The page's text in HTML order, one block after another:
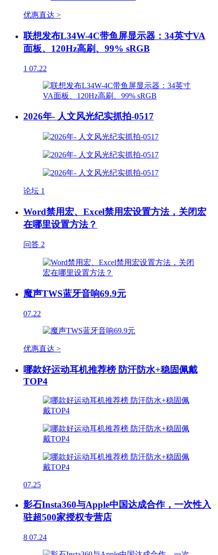
优惠直达 >
联想发布L34W-4C带鱼屏显示器：34英寸VA
面板、120Hz高刷、99% sRGB
1 07.22
2026年- 人文风光纪实抓拍-0517
论坛 1
Word禁用宏、Excel禁用宏设置方法，关闭宏
在哪里设置方法？
问答 2
魔声TWS蓝牙音响69.9元
07.22
优惠直达 >
哪款好运动耳机推荐榜 防汗防水+稳固佩戴
TOP4
07.25
影石Insta360与Apple中国达成合作，一次性入
驻超500家授权专营店
8 07.24